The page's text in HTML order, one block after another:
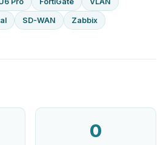
SD-WAN Zabbix
0